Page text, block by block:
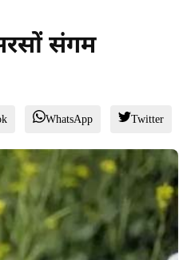
संगम
WhatsApp Twitter